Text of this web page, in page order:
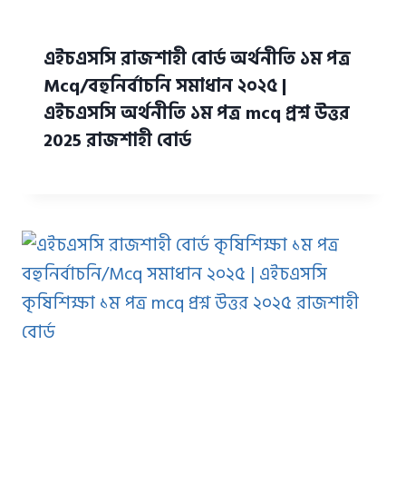
এইচএসসি রাজশাহী বোর্ড অর্থনীতি ১ম পত্র
Mcq/বহুনির্বাচনি সমাধান ২০২৫ |
এইচএসসি অর্থনীতি ১ম পত্র mcq প্রশ্ন উত্তর
2025 রাজশাহী বোর্ড